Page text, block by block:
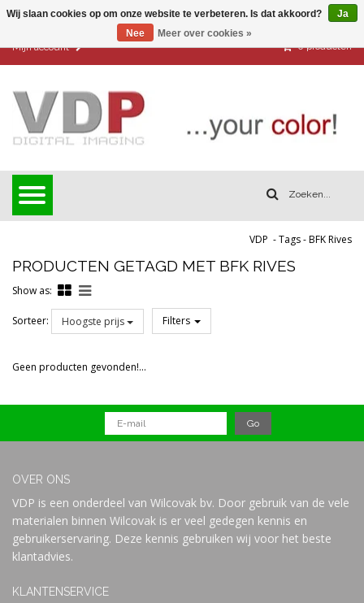
Mijn account 0 producten
VDP -Tags-BFK Rives
PRODUCTEN GETAGD MET BFK RIVES
Show as:
Sorteer: Hoogste prijs Filters
Prijs
Geen producten gevonden!...
OVER ONS
VDP is een onderdeel van Wilcovak bv. Door gebruik van de vele
materialen binnen Wilcovak is er veel gedegen kennis en
gebruikerservaring. Deze kennis gebruiken wij voor het beste
klantadvies.
KLANTENSERVICE
Wij slaan cookies op om onze website te verbeteren. Is dat akkoord?
Ja
Nee
Meer over cookies »